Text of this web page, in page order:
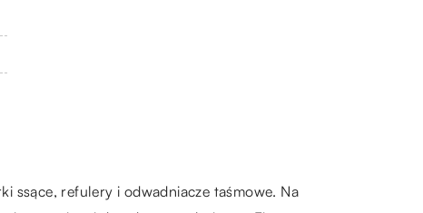
ssące, refulery i odwadniacze taśmowe. Na